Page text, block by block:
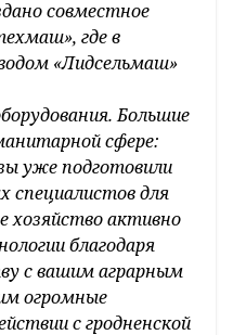
совместное
где в
«Лидсельмаш»
Большие
сфере:
уже подготовили
специалистов для
хозяйство активно
благодаря
с вашим аграрным
огромные
с гродненской